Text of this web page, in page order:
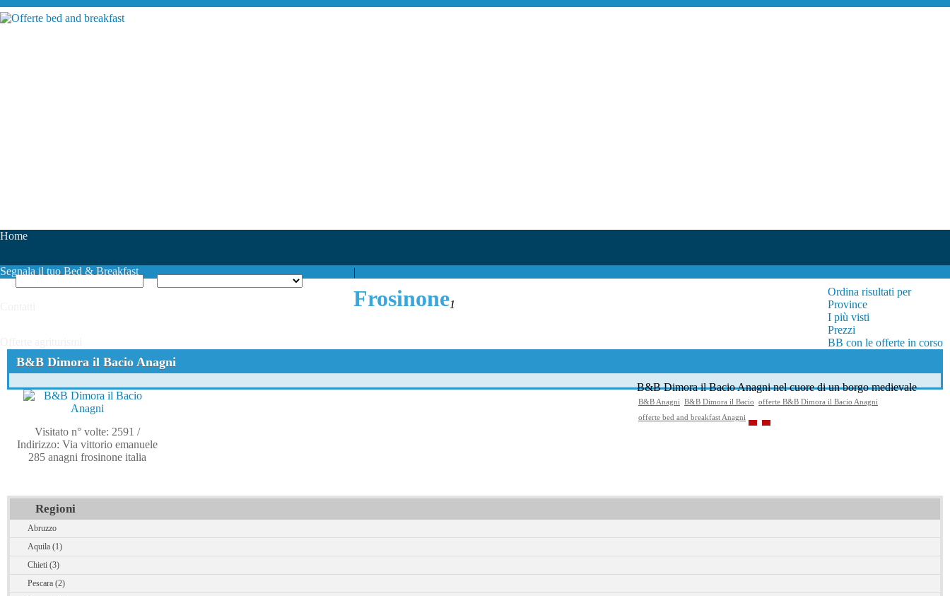
Home
Segnala il tuo Bed & Breakfast |
Frosinone
Ordina risultati per
Province
I più visti
Prezzi
BB con le offerte in corso
1
B&B Dimora il Bacio Anagni
Visitato n° volte: 2591 /
Indirizzo: Via vittorio emanuele
285 anagni frosinone italia
B&B Dimora il Bacio Anagni nel cuore di un borgo medievale
B&B Anagni B&B Dimora il Bacio offerte B&B Dimora il Bacio Anagni
offerte bed and breakfast Anagni
Regioni
Abruzzo
Aquila (1)
Chieti (3)
Pescara (2)